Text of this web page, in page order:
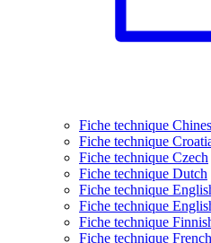
Fiche technique
Fiche technique
Fiche technique Czech
Fiche technique Dutch
Fiche technique
Fiche technique
Fiche technique
Fiche technique French